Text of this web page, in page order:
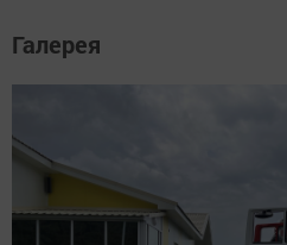
Галерея